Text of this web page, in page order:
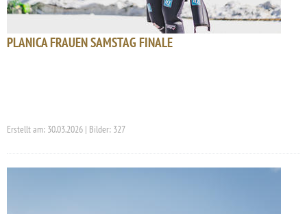
PLANICA FRAUEN SAMSTAG FINALE
Erstellt am: 30.03.2026 | Bilder: 327